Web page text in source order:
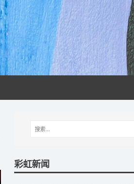
彩虹新闻